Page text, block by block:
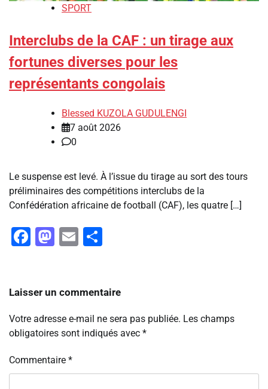
SPORT
Interclubs de la CAF : un tirage aux
fortunes diverses pour les
représentants congolais
Blessed KUZOLA GUDULENGI
7 août 2026
0
Le suspense est levé. À l’issue du tirage au sort des tours
préliminaires des compétitions interclubs de la
Confédération africaine de football (CAF), les quatre […]
Facebook
Mastodon
Email
Laisser un commentaire
Votre adresse e-mail ne sera pas publiée. Les champs
obligatoires sont indiqués avec *
Commentaire *